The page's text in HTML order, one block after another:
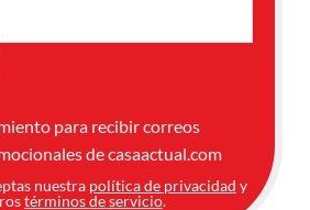
para recibir correos
de casaactual.com
nuestra política de privacidad y
términos de servicio.